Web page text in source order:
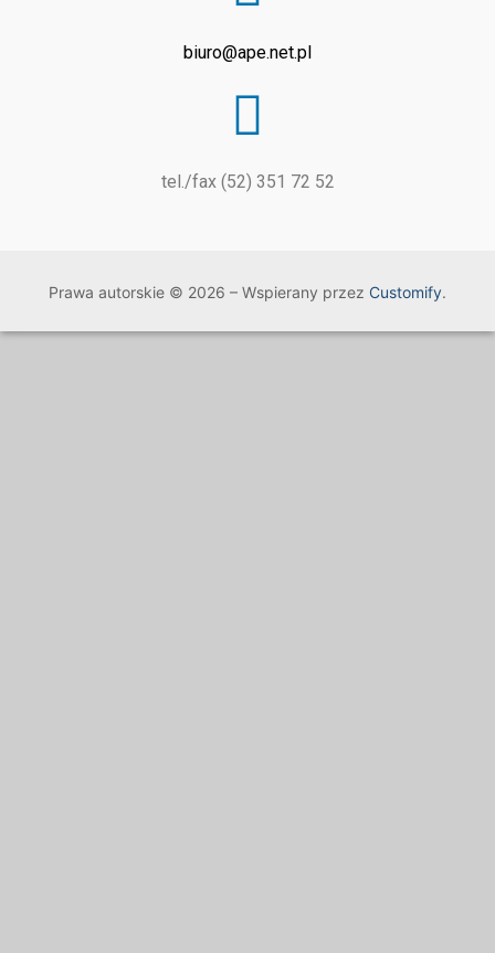
biuro@ape.net.pl
tel./fax (52) 351 72 52
Prawa autorskie © 2026 – Wspierany przez Customify.